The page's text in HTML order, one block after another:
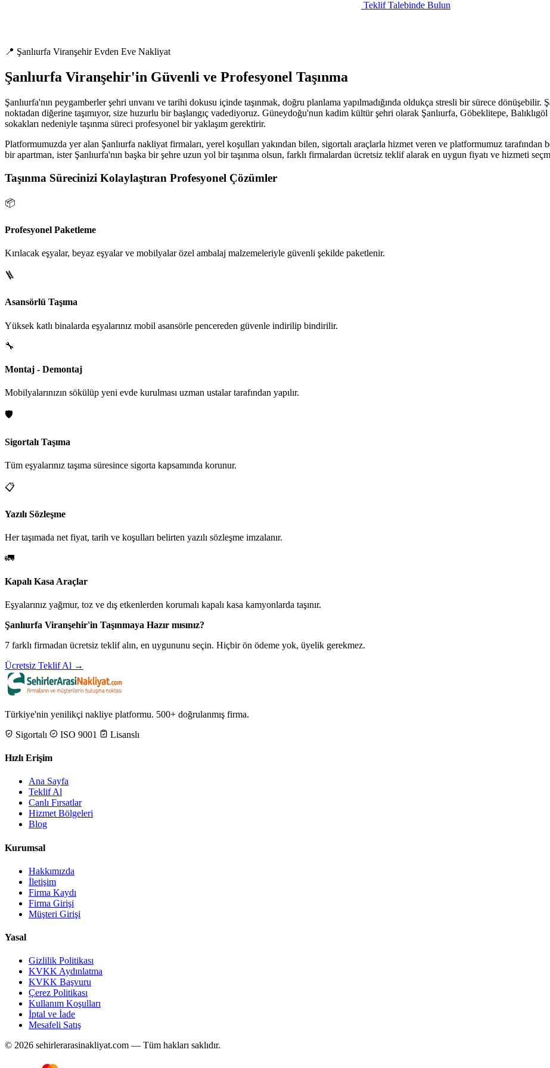
Teklif Talebinde Bulun
📍 Şanlıurfa Viranşehir Evden Eve Nakliyat
Şanlıurfa Viranşehir'in Güvenli ve Profesyonel Taşınma
Şanlıurfa'nın peygamberler şehri unvanı ve tarihi dokusu içinde taşınmak, doğru planlama yapılmadığında oldukça stresli bir sürece dönüşebilir.
noktadan diğerine taşımıyor, size huzurlu bir başlangıç vadediyoruz. Güneydoğu'nun kadim kültür şehri olarak Şanlıurfa, Göbeklitepe,
sokakları nedeniyle taşınma süreci profesyonel bir yaklaşım gerektirir.
Platformumuzda yer alan Şanlıurfa nakliyat firmaları, yerel koşulları yakından bilen, sigortalı araçlarla hizmet veren ve platformumuz
bir apartman, ister Şanlıurfa'nın başka bir şehre uzun yol bir taşınma olsun, farklı firmalardan ücretsiz teklif alarak en uygun fiyatı ve hizmeti
Taşınma Sürecinizi Kolaylaştıran Profesyonel Çözümler
📦
Profesyonel Paketleme
Kırılacak eşyalar, beyaz eşyalar ve mobilyalar özel ambalaj malzemeleriyle güvenli şekilde paketlenir.
🪜
Asansörlü Taşıma
Yüksek katlı binalarda eşyalarınız mobil asansörle pencereden güvenle indirilip bindirilir.
🔧
Montaj - Demontaj
Mobilyalarınızın sökülüp yeni evde kurulması uzman ustalar tarafından yapılır.
🛡️
Sigortalı Taşıma
Tüm eşyalarınız taşıma süresince sigorta kapsamında korunur.
📋
Yazılı Sözleşme
Her taşımada net fiyat, tarih ve koşulları belirten yazılı sözleşme imzalanır.
🚛
Kapalı Kasa Araçlar
Eşyalarınız yağmur, toz ve dış etkenlerden korumalı kapalı kasa kamyonlarda taşınır.
Şanlıurfa Viranşehir'in Taşınmaya Hazır mısınız?
7 farklı firmadan ücretsiz teklif alın, en uygununu seçin. Hiçbir ön ödeme yok, üyelik gerekmez.
Ücretsiz Teklif Al →
Türkiye'nin yenilikçi nakliye platformu. 500+ doğrulanmış firma.
Sigortalı
ISO 9001 Lisanslı
Hızlı Erişim
Ana Sayfa
Teklif Al
Canlı Fırsatlar
Hizmet Bölgeleri
Blog
Kurumsal
Hakkımızda
İletişim
Firma Kaydı
Firma Girişi
Müşteri Girişi
Yasal
Gizlilik Politikası
KVKK Aydınlatma
KVKK Başvuru
Çerez Politikası
Kullanım Koşulları
İptal ve İade
Mesafeli Satış
© 2026 sehirlerarasinakliyat.com — Tüm hakları saklıdır.